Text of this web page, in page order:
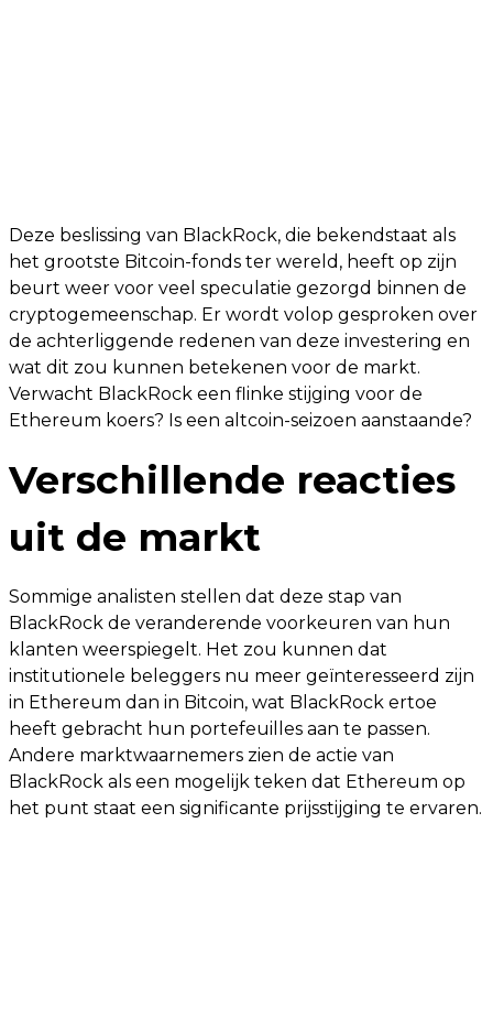
Deze beslissing van BlackRock, die bekendstaat als
het grootste Bitcoin-fonds ter wereld, heeft op zijn
beurt weer voor veel speculatie gezorgd binnen de
cryptogemeenschap. Er wordt volop gesproken over
de achterliggende redenen van deze investering en
wat dit zou kunnen betekenen voor de markt.
Verwacht BlackRock een flinke stijging voor de
Ethereum koers? Is een altcoin-seizoen aanstaande?
Verschillende reacties
uit de markt
Sommige analisten stellen dat deze stap van
BlackRock de veranderende voorkeuren van hun
klanten weerspiegelt. Het zou kunnen dat
institutionele beleggers nu meer geïnteresseerd zijn
in Ethereum dan in Bitcoin, wat BlackRock ertoe
heeft gebracht hun portefeuilles aan te passen.
Andere marktwaarnemers zien de actie van
BlackRock als een mogelijk teken dat Ethereum op
het punt staat een significante prijsstijging te ervaren.